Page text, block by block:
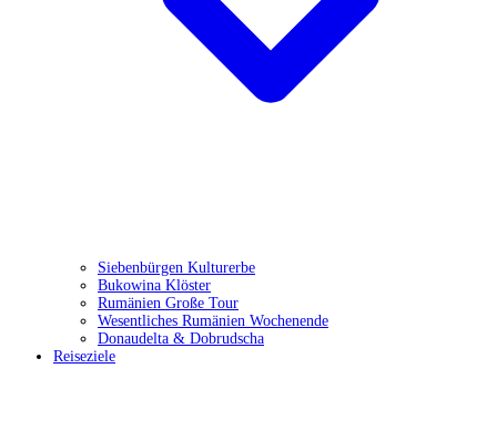
Siebenbürgen Kulturerbe
Bukowina Klöster
Rumänien Große Tour
Wesentliches Rumänien Wochenende
Donaudelta & Dobrudscha
Reiseziele